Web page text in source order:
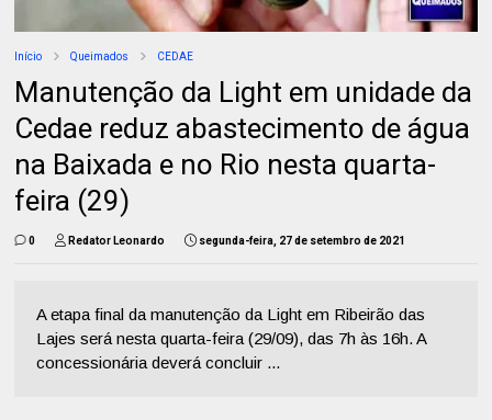
Início Queimados CEDAE
Manutenção da Light em unidade da
Cedae reduz abastecimento de água
na Baixada e no Rio nesta quarta-
feira (29)
0 Redator Leonardo segunda-feira, 27 de setembro de 2021
A etapa final da manutenção da Light em Ribeirão das
Lajes será nesta quarta-feira (29/09), das 7h às 16h. A
concessionária deverá concluir ...